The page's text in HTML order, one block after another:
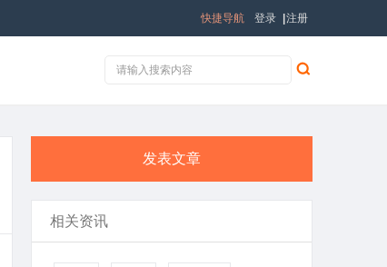
登录 注册
快捷导航
发表文章
相关资讯